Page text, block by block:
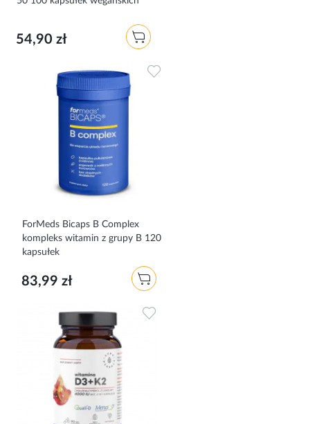
54,90 zł
ForMeds Bicaps B Complex
kompleks witamin z grupy B 120
kapsułek
83,99 zł
Dodaj do ulubionych